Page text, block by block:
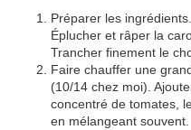
Préparer les
Éplucher et râper la
Trancher finement le
Faire chauffer une
(10/14 chez moi).
concentré de tomates,
en mélangeant souvent.